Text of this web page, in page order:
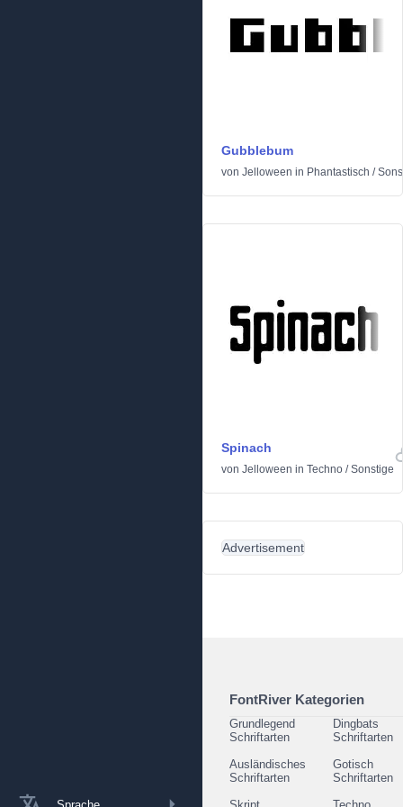
Sprache
Gubblebum
von Jelloween in Phantastisch /
Spinach
von Jelloween in Techno /Sonstige
Advertisement
FontRiver Kategorien
Grundlegend
Schriftarten
Dingbats
Schriftarten
Ausländisches
Schriftarten
Gotisch
Schriftarten